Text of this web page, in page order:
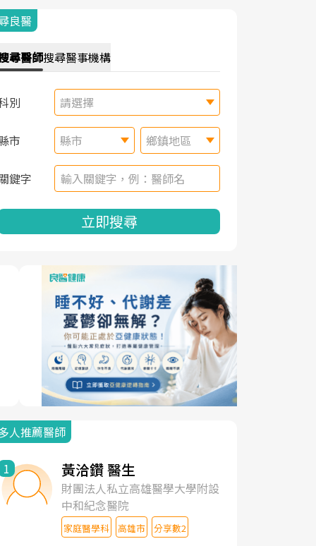
良醫
尋醫師搜尋醫事機構
別 請選擇
市 縣市 鄉鎮地區
鍵字
立即搜尋
人推薦醫師
1 黃洽鑽 醫生
財團法人私立高雄醫學大學附設
中和紀念醫院
家庭醫學科 高雄市 分享數2